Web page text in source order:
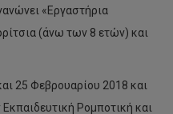
«Εργαστήρια
(άνω των 8 ετών) και
25 Φεβρουαρίου 2018 και
Ρομποτική και